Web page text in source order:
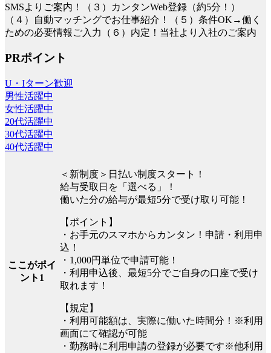
SMSよりご案内！（３）カンタンWeb登録（約5分！）
（４）自動マッチングでお仕事紹介！（５）条件OK→働く
ための必要情報ご入力（６）内定！当社より入社のご案内
PRポイント
U・Iターン歓迎
男性活躍中
女性活躍中
20代活躍中
30代活躍中
40代活躍中
ここがポイ
ント1
＜新制度＞日払い制度スタート！
給与受取日を「選べる」！
働いた分の給与が最短5分で受け取り可能！
【ポイント】
・お手元のスマホからカンタン！申請・利用申
込！
・1,000円単位で申請可能！
・利用申込後、最短5分でご自身の口座で受け
取れます！
【規定】
・利用可能額は、実際に働いた時間分！※利用
画面にて確認が可能
・勤務時に利用申請の登録が必要です※他利用